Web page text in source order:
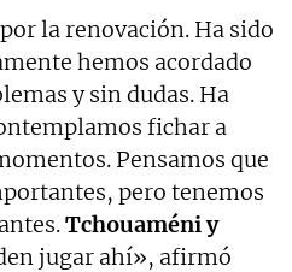
la renovación. Ha sido
hemos acordado
y sin dudas. Ha
fichar a
Pensamos que
pero tenemos
Tchouaméni y
jugar ahí», afirmó